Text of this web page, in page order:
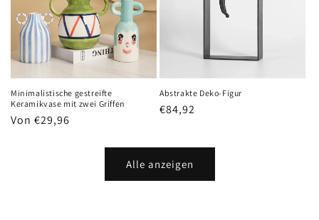
Minimalistische gestreifte
Keramikvase mit zwei Griffen
Normaler
Von €29,96
Abstrakte Deko-Figur
Normaler
€84,92
Alle anzeigen